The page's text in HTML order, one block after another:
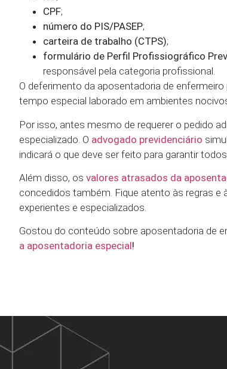
CPF;
número do PIS/PASEP;
carteira de trabalho (CTPS);
formulário de Perfil Profissiográfico
responsável pela categoria profissional.
O deferimento da aposentadoria de
tempo especial laborado em ambientes
Por isso, antes mesmo de requerer o pedido
especializado. O advogado previdenciário
indicará o que deve ser feito para garantir
Além disso, os valores atrasados da
concedidos também. Fique atento às regras
experientes e especializados.
Gostou do conteúdo sobre aposentadoria de
a aposentadoria especial!